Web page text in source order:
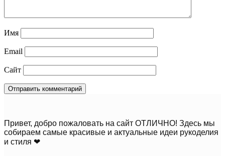
Имя
Email
Сайт
Привет, добро пожаловать на сайт ОТЛИЧНО! Здесь мы
собираем самые красивые и актуальные идеи рукоделия
и стиля ❤